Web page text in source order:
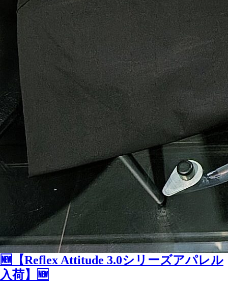
🆕【Reflex Attitude 3.0シリーズアパレル
入荷】🆕